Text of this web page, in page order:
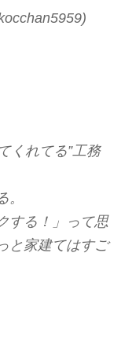
くれてる”工務
する！」って思
と家建てはすご